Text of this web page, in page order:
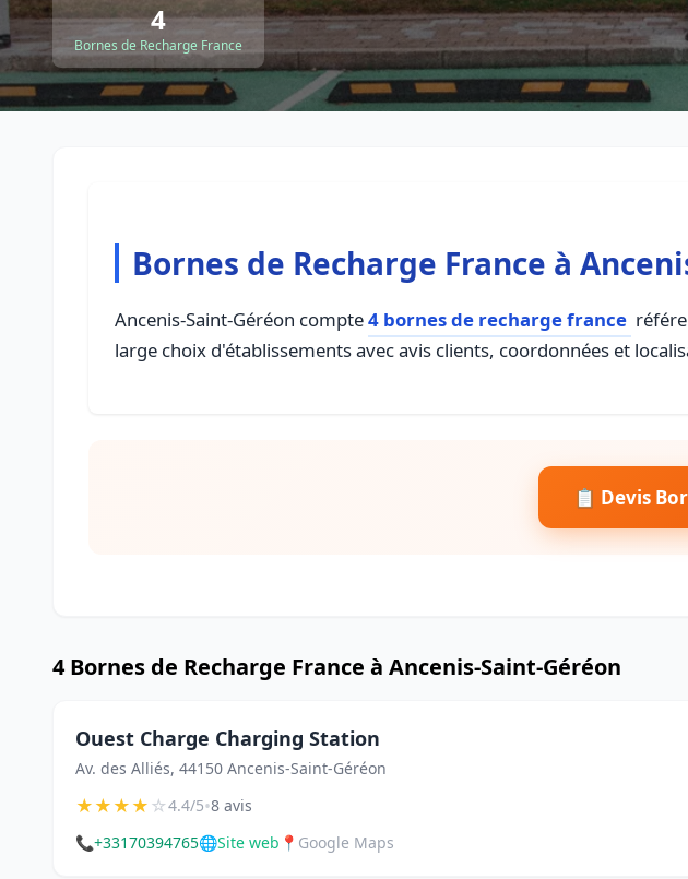
4
Bornes de Recharge France
Bornes de Recharge France à
Ancenis-Saint-Géréon compte4 bornes de recharge france
large choix d'établissements avec avis clients, coordonnées et
📋 Devis
4 Bornes de Recharge France à Ancenis-Saint-Géréon
Ouest Charge Charging Station
Av. des Alliés, 44150 Ancenis-Saint-Géréon
★★★★☆4.4/5•8 avis
📞+33170394765🌐Site web 📍 Google Maps